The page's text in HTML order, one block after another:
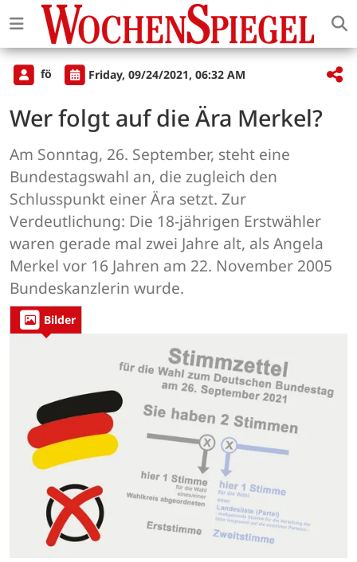
fö Friday, 09/24/2021, 06:32 AM
Wer folgt auf die Ära Merkel?
Am Sonntag, 26. September, steht eine
Bundestagswahl an, die zugleich den
Schlusspunkt einer Ära setzt. Zur
Verdeutlichung: Die 18-jährigen Erstwähler
waren gerade mal zwei Jahre alt, als Angela
Merkel vor 16 Jahren am 22. November 2005
Bundeskanzlerin wurde.
Bilder